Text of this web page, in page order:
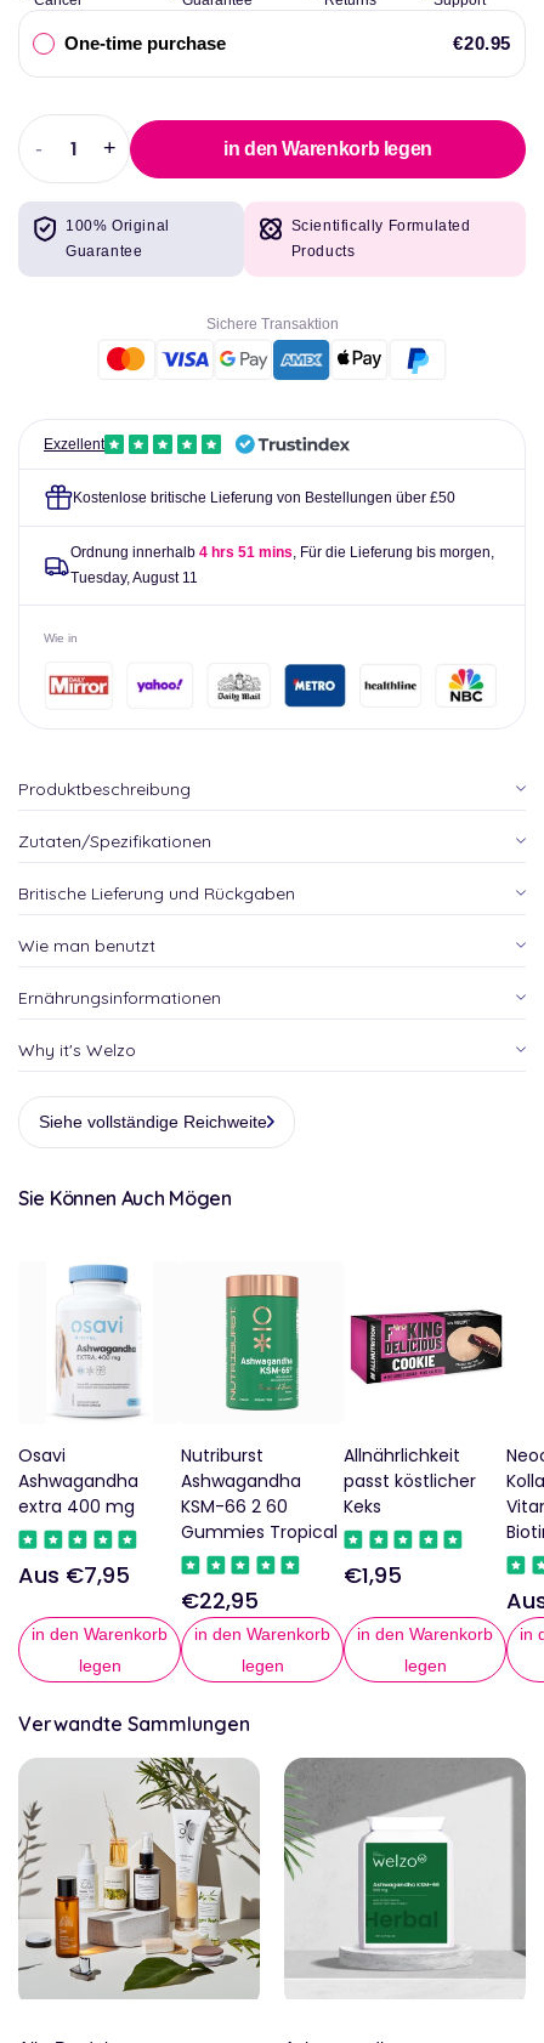
One-time purchase €20.95
Abnahme
der
Menge
für
USN
-
Erhöhen
Menge
für
Gummies
+ in den Warenkorb legen
100% Original
Guarantee
Scientifically Formulated
Products
Sichere Transaktion
Exzellent
Kostenlose britische Lieferung von Bestellungen über £50
Ordnung innerhalb 4 hrs 51 mins, Für die Lieferung bis morgen,
Tuesday, August 11
Wie in
Produktbeschreibung
Zutaten/Spezifikationen
Britische Lieferung und Rückgaben
Wie man benutzt
Ernährungsinformationen
Why it's Welzo
Siehe vollständige Reichweite
Sie Können Auch Mögen
Osavi
Ashwagandha
extra 400 mg
Regulärer
Aus €7,95
in den Warenkorb
legen
Nutriburst
Ashwagandha
KSM-66 2 60
Gummies Tropical
Regulärer
Preis
€22,95
in den Warenkorb
legen
Allnährlichkeit
passt köstlicher
Keks
Regulärer
€1,95
in den Warenkorb
legen
in
Verwandte Sammlungen